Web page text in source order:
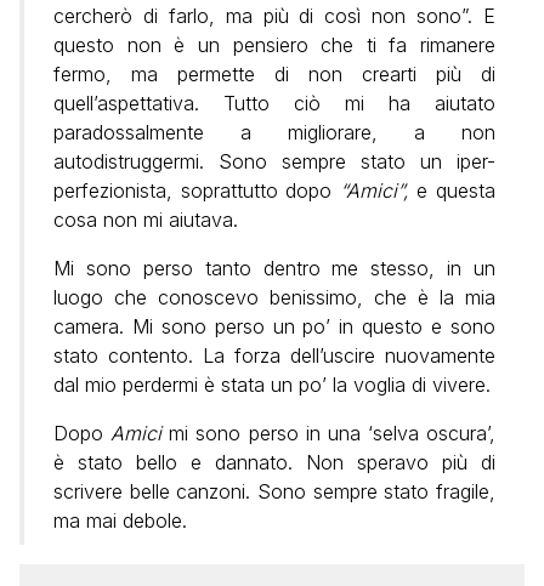
cercherò di farlo, ma più di così non sono”. E
questo non è un pensiero che ti fa rimanere
fermo, ma permette di non crearti più di
quell’aspettativa. Tutto ciò mi ha aiutato
paradossalmente a migliorare, a non
autodistruggermi. Sono sempre stato un iper-
perfezionista, soprattutto dopo “Amici”, e questa
cosa non mi aiutava.
Mi sono perso tanto dentro me stesso, in un
luogo che conoscevo benissimo, che è la mia
camera. Mi sono perso un po’ in questo e sono
stato contento. La forza dell’uscire nuovamente
dal mio perdermi è stata un po’ la voglia di vivere.
Dopo Amicimi sono perso in una ‘selva oscura’,
è stato bello e dannato. Non speravo più di
scrivere belle canzoni. Sono sempre stato fragile,
ma mai debole.